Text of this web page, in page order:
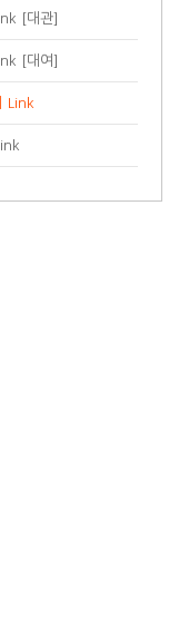
[대관]
[대여]
Link